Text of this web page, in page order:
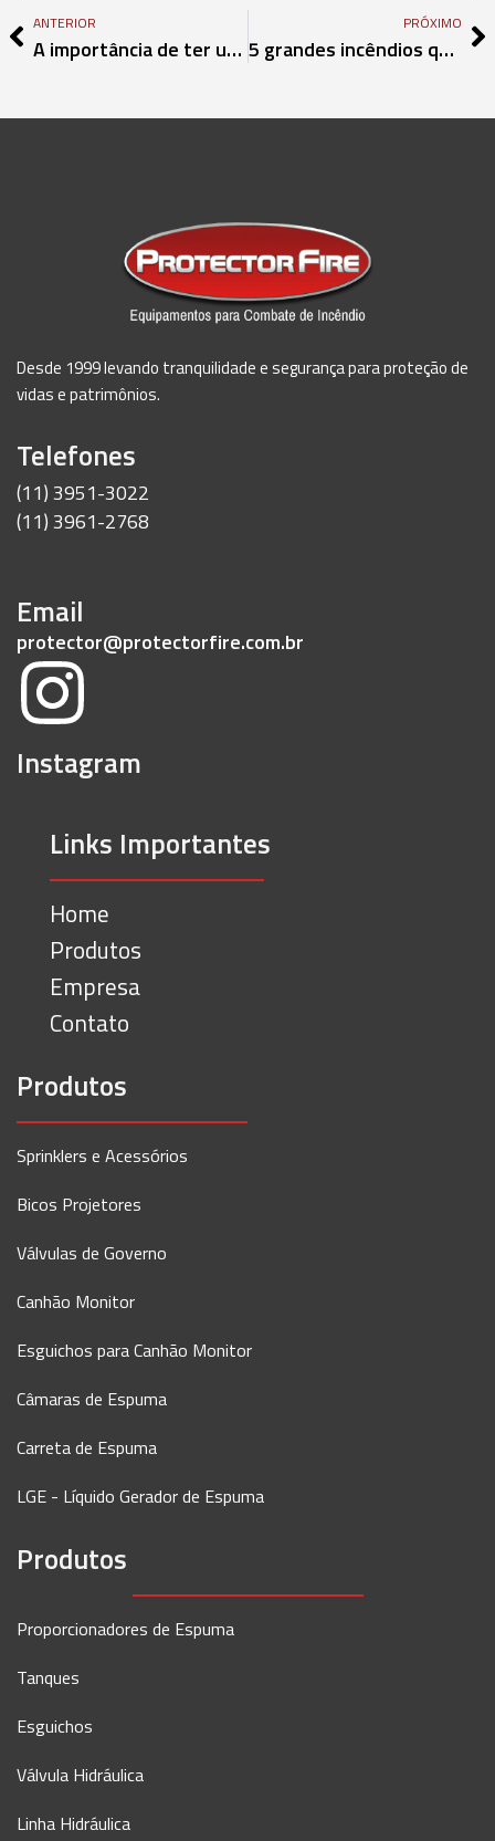
ANTERIOR
A importância de ter um equipamento de qualidade na hora de apagar incêndios.
PRÓXIMO
5 grandes incêndios que foram apagados com êxito
Desde 1999 levando tranquilidade e segurança para proteção de
vidas e patrimônios.
Telefones
(11) 3951-3022
(11) 3961-2768
Email
protector@protectorfire.com.br
Instagram
Links Importantes
Home
Produtos
Empresa
Contato
Produtos
Sprinklers e Acessórios
Bicos Projetores
Válvulas de Governo
Canhão Monitor
Esguichos para Canhão Monitor
Câmaras de Espuma
Carreta de Espuma
LGE - Líquido Gerador de Espuma
Produtos
Proporcionadores de Espuma
Tanques
Esguichos
Válvula Hidráulica
Linha Hidráulica